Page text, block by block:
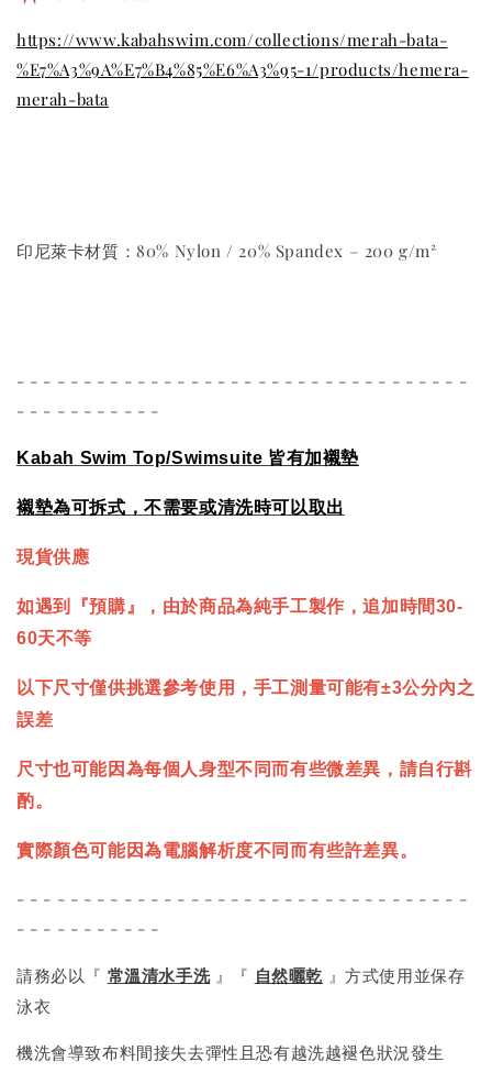
https://www.kabahswim.com/collections/merah-bata-
%E7%A3%9A%E7%B4%85%E6%A3%95-1/products/hemera-
merah-bata
印尼萊卡材質：80% Nylon / 20% Spandex – 200 g/m²
- - - - - - - - - - - - - - - - - - - - - - - - - - - - - - - - - -
- - - - - - - - - - -
Kabah Swim Top/Swimsuite 皆有加襯墊
襯墊為可拆式，不需要或清洗時可以取出
現貨供應
如遇到『預購』，由於商品為純手工製作，追加時間30-
60天不等
以下尺寸僅供挑選參考使用，手工測量可能有±3公分內之
誤差
尺寸也可能因為每個人身型不同而有些微差異，請自行斟
酌。
實際顏色可能因為電腦解析度不同而有些許差異。
- - - - - - - - - - - - - - - - - - - - - - - - - - - - - - - - - -
- - - - - - - - - - -
請務必以『 常溫清水手洗』『 自然曬乾 』方式使用並保存
泳衣
機洗會導致布料間接失去彈性且恐有越洗越褪色狀況發生